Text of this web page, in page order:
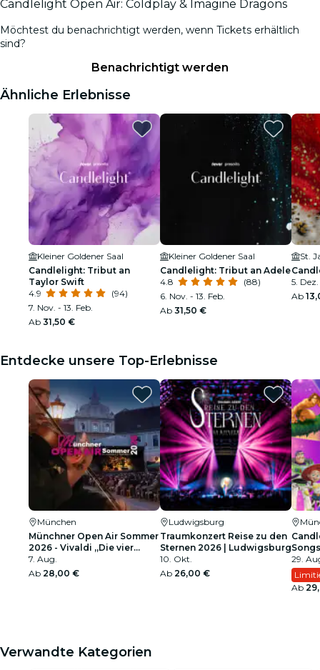
Candlelight Open Air: Coldplay & Imagine Dragons
Möchtest du benachrichtigt werden, wenn Tickets erhältlich
sind?
Benachrichtigt werden
Ähnliche Erlebnisse
Kleiner Goldener Saal
Candlelight: Tribut an
Taylor Swift
4.9
(94)
7. Nov. - 13. Feb.
Ab 31,50 €
Kleiner Goldener Saal
Candlelight: Tribut an Adele
4.8
(88)
6. Nov. - 13. Feb.
Ab 31,50 €
St.
5. Dez.
Ab
Entdecke unsere Top-Erlebnisse
München
Münchner Open Air Sommer
2026 - Vivaldi „Die vier
Jahreszeiten“ -
Nymphenburger
Streichersolisten
7. Aug.
Ab 28,00 €
Ludwigsburg
Traumkonzert Reise zu den
Sternen 2026 | Ludwigsburg
10. Okt.
Ab 26,00 €
Songs
29.
Ab
Verwandte Kategorien